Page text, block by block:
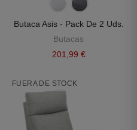
Butaca Asis - Pack De 2 Uds.
Butacas
201,99 €
FUERA DE STOCK